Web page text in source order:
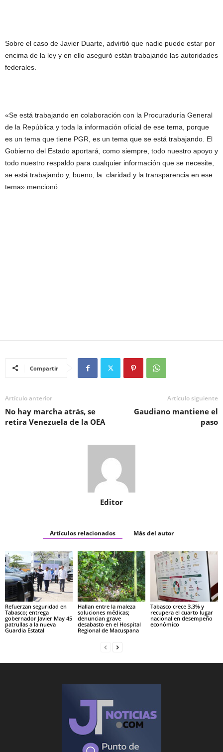
Sobre el caso de Javier Duarte, advirtió que nadie puede estar por
encima de la ley y en ello aseguró están trabajando las autoridades
federales.
«Se está trabajando en colaboración con la Procuraduría General
de la República y toda la información oficial de ese tema, porque
es un tema que tiene PGR, es un tema que se está trabajando. El
Gobierno del Estado aportará, como siempre, todo nuestro apoyo y
todo nuestro respaldo para cualquier información que se necesite,
se está trabajando y, bueno, la claridad y la transparencia en ese
tema» mencionó.
Compartir
Artículo anterior
No hay marcha atrás, se
retira Venezuela de la OEA
Artículo siguiente
Gaudiano mantiene el
paso
Editor
Artículos relacionados Más del autor
Refuerzan seguridad en
Tabasco; entrega
gobernador Javier May 45
patrullas a la nueva
Guardia Estatal
Hallan entre la maleza
soluciones médicas;
denuncian grave
desabasto en el Hospital
Regional de Macuspana
Tabasco crece 3.3% y
recupera el cuarto lugar
nacional en desempeño
económico